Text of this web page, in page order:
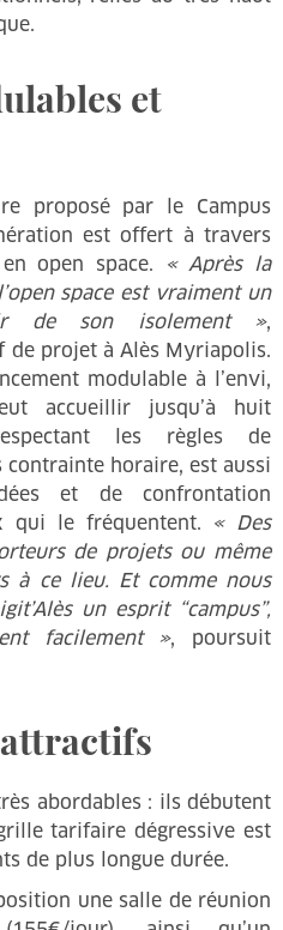
et
proposé par le Campus
est offert à travers
open space.
« Après la
space est vraiment un
de son isolement »,
de projet à Alès Myriapolis.
modulable à l’envi,
accueillir jusqu’à huit
les règles de
horaire, est aussi
et de confrontation
qui le fréquentent. « Des
de projets ou même
à ce lieu. Et comme nous
un esprit “campus”,
facilement », poursuit
abordables : ils débutent
tarifaire dégressive est
de plus longue durée.
une salle de réunion